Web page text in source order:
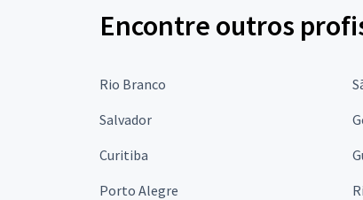
Encontre outros
Rio Branco
Salvador
Curitiba
Porto Alegre